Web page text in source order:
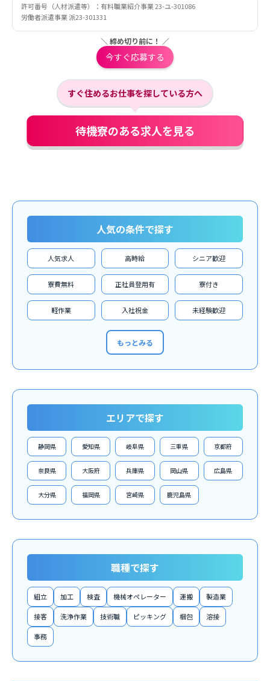
許可番号（人材派遣等）：有料職業紹介事業 23-ユ-301086
労働者派遣事業 派23-301331
＼ 締め切り前に！ ／
今すぐ応募する
すぐ住めるお仕事を探している方へ
待機寮のある求人を見る
人気の条件で探す
人気求人 高時給 シニア歓迎
寮費無料 正社員登用有 寮付き
軽作業 入社祝金 未経験歓迎
もっとみる
エリアで探す
静岡県 愛知県 岐阜県 三重県 京都府
奈良県 大阪府 兵庫県 岡山県 広島県
大分県 福岡県 宮崎県 鹿児島県
職種で探す
組立 加工 検査 機械オペレーター 運搬 製造業
接客 洗浄作業 技術職 ピッキング 梱包 溶接
事務